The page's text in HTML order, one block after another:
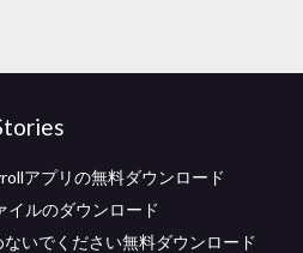
アプリの無料ダウンロード
イルのダウンロード
いでください無料ダウンロード